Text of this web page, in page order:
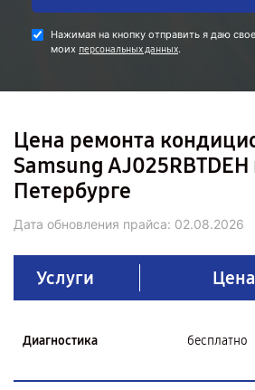
Нажимая на кнопку отправить я даю
моих персональных данных.
Цена ремонта
Samsung
Петербурге
Дата обновления прайса: 02.08.2026
Услуги
Диагностика бесплатно